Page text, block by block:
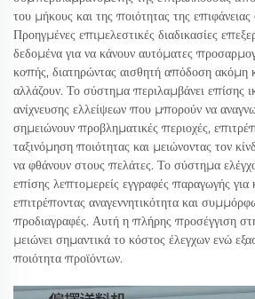
του μήκους και της ποιότητας της
Προηγμένες επιμελεστικές διαδικασίες
δεδομένα για να κάνουν αυτόματες
κοπής, διατηρώντας αισθητή απόδοση ακόμη
αλλάζουν. Το σύστημα περιλαμβάνει επίσης
ανίχνευσης ελλείψεων που μπορούν να
σημειώνουν προβληματικές περιοχές,
ταξινόμηση ποιότητας και μειώνοντας τον
να φθάνουν στους πελάτες. Το σύστημα
επίσης λεπτομερείς εγγραφές παραγωγής
επιτρέποντας αναγεννητικότητα και
προδιαγραφές. Αυτή η πλήρης προσέγγιση
μειώνει σημαντικά το κόστος έλεγχων ενώ
ποιότητα προϊόντων.